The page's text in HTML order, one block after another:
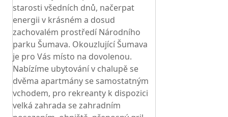
starosti všedních dnů, načerpat
energii v krásném a dosud
zachovalém prostředí Národního
parku Šumava. Okouzlující Šumava
je pro Vás místo na dovolenou.
Nabízíme ubytování v chalupě se
dvěma apartmány se samostatným
vchodem, pro rekreanty k dispozici
velká zahrada se zahradním